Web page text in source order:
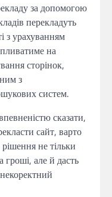
за допомогою
перекладуть
з урахуванням
на
сторінок,
з
систем.
сказати,
сайт, варто
рішення не тільки
гроші, але й дасть